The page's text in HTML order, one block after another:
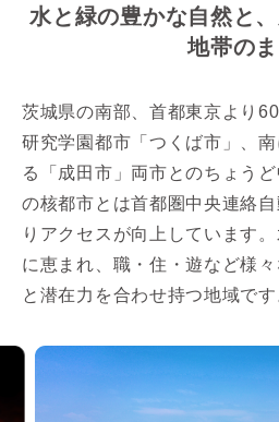
水と緑の豊かな自然と
地帯の
茨城県の南部、首都東京より
研究学園都市「つくば市」、
る「成田市」両市とのちょう
の核都市とは首都圏中央連絡
りアクセスが向上しています
に恵まれ、職・住・遊など様
と潜在力を合わせ持つ地域です